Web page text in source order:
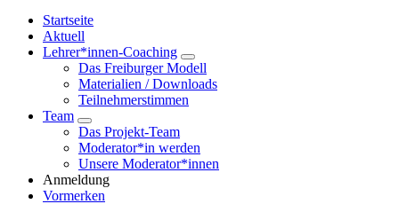
Startseite
Aktuell
Lehrer*innen-Coaching
Das Freiburger Modell
Materialien / Downloads
Teilnehmerstimmen
Team
Das Projekt-Team
Moderator*in werden
Unsere Moderator*innen
Anmeldung
Vormerken